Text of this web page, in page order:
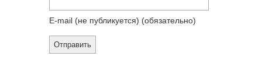
E-mail (не публикуется) (обязательно)